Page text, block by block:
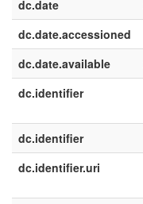
dc.date
dc.date.accessioned
dc.date.available
dc.identifier
dc.identifier
dc.identifier.uri